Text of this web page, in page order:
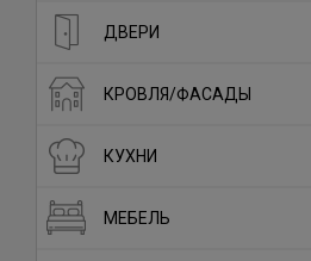
ДВЕРИ
КРОВЛЯ/ФАСАДЫ
КУХНИ
МЕБЕЛЬ